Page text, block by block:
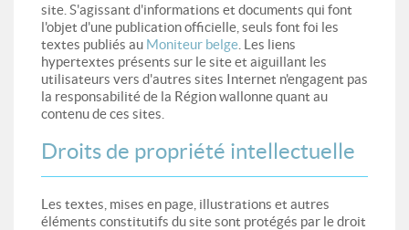
site. S'agissant d'informations et documents qui font
l'objet d'une publication officielle, seuls font foi les
textes publiés au Moniteur belge . Les liens
hypertextes présents sur le site et aiguillant les
utilisateurs vers d'autres sites Internet n'engagent pas
la responsabilité de la Région wallonne quant au
contenu de ces sites.
Droits de propriété intellectuelle
Les textes, mises en page, illustrations et autres
éléments constitutifs du site sont protégés par le droit